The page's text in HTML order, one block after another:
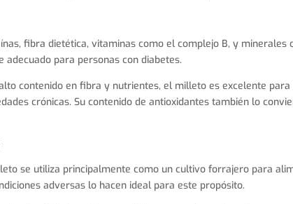
fibra dietética, vitaminas como el complejo B, y minerales
adecuado para personas con diabetes.
contenido en fibra y nutrientes, el milleto es excelente
crónicas. Su contenido de antioxidantes también lo
se utiliza principalmente como un cultivo forrajero para
adversas lo hacen ideal para este propósito.